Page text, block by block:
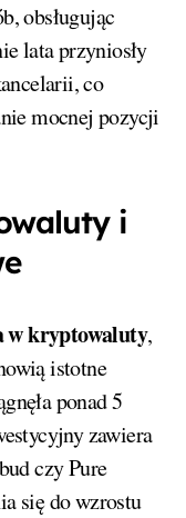
obsługując
lata przyniosły
co
mocnej pozycji
i
w kryptowaluty,
istotne
ponad 5
zawiera
czy Pure
się do wzrostu